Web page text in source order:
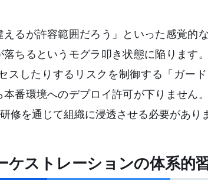
るが許容範囲だろう」といった感覚的
ちるというモグラ叩き状態に陥ります
スしたりするリスクを制御する「ガー
番環境へのデプロイ許可が下りません
修を通じて組織に浸透させる必要があり
ケストレーションの体系的